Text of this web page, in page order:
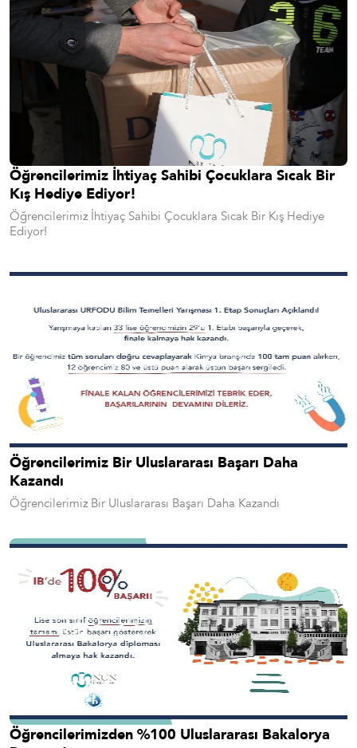
Öğrencilerimiz İhtiyaç Sahibi Çocuklara Sıcak Bir
Kış Hediye Ediyor!
Öğrencilerimiz İhtiyaç Sahibi Çocuklara Sıcak Bir Kış Hediye
Ediyor!
Öğrencilerimiz Bir Uluslararası Başarı Daha
Kazandı
Öğrencilerimiz Bir Uluslararası Başarı Daha Kazandı
Öğrencilerimizden %100 Uluslararası Bakalorya